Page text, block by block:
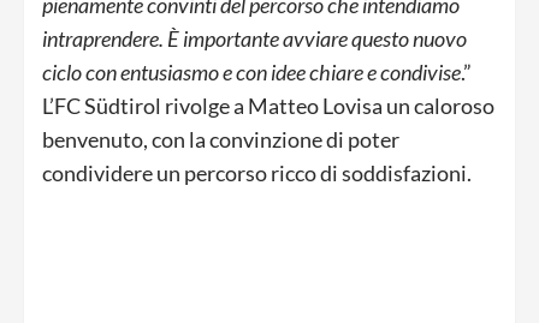
pienamente convinti del percorso che intendiamo
intraprendere. È importante avviare questo nuovo
ciclo con entusiasmo e con idee chiare e condivise.”
L’FC Südtirol rivolge a Matteo Lovisa un caloroso
benvenuto, con la convinzione di poter
condividere un percorso ricco di soddisfazioni.